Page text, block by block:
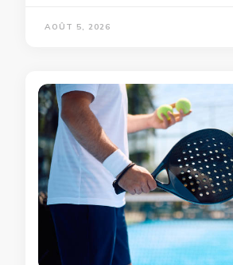
AOÛT 5, 2026